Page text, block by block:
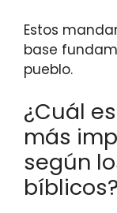
Estos
base
pueblo.
¿Cuál
más
según
bíblicos?